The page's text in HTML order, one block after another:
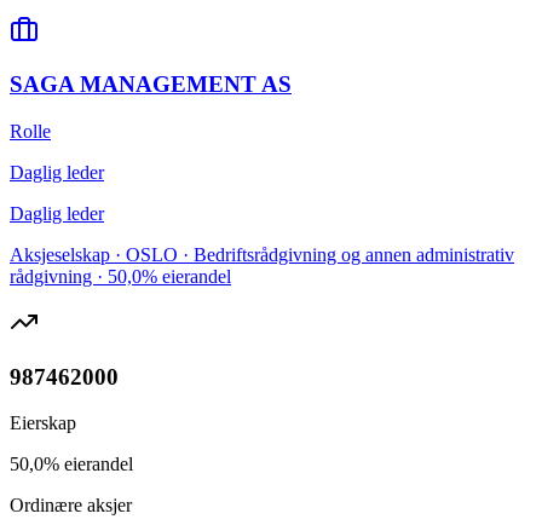
SAGA MANAGEMENT AS
Rolle
Daglig leder
Daglig leder
Aksjeselskap · OSLO · Bedriftsrådgivning og annen administrativ
rådgivning · 50,0% eierandel
987462000
Eierskap
50,0% eierandel
Ordinære aksjer